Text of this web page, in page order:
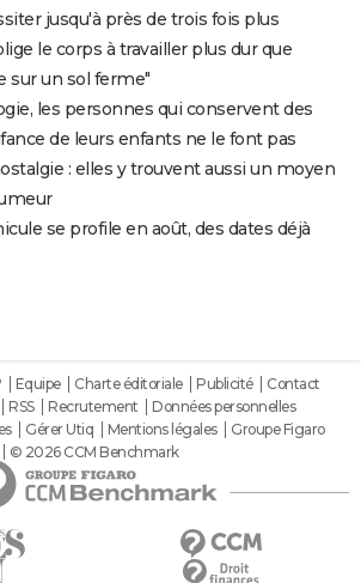
jusqu'à près de trois fois plus
le corps à travailler plus dur que
sur un sol ferme"
les personnes qui conservent des
de leurs enfants ne le font pas
: elles y trouvent aussi un moyen
se profile en août, des dates déjà
Equipe Charte éditoriale Publicité
Contact
RSS Recrutement
Données personnelles
Gérer Utiq Mentions légales
Groupe Figaro
© 2026 CCM Benchmark